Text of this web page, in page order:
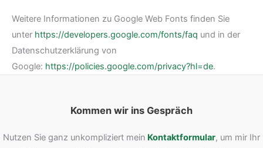
Weitere Informationen zu Google Web Fonts finden Sie
unter https://developers.google.com/fonts/faq und in der
Datenschutzerklärung von
Google: https://policies.google.com/privacy?hl=de.
Kommen wir ins Gespräch
Nutzen Sie ganz unkompliziert mein Kontaktformular, um mir Ihr